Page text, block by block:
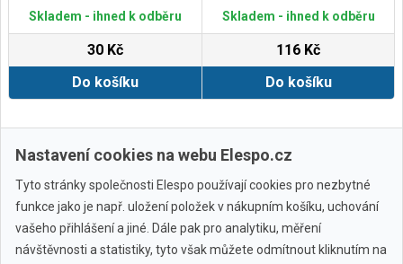
Skladem - ihned k odběru
30 Kč
Do košíku
Skladem - ihned k odběru
116 Kč
Do košíku
Zobrazit další
Nastavení cookies na webu Elespo.cz
Tyto stránky společnosti Elespo používají cookies pro nezbytné
funkce jako je např. uložení položek v nákupním košíku, uchování
vašeho přihlášení a jiné. Dále pak pro analytiku, měření
návštěvnosti a statistiky, tyto však můžete odmítnout kliknutím na